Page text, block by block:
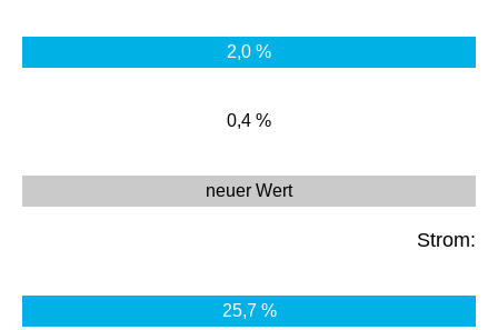
2,0 %
0,4 %
neuer Wert
Strom:
25,7 %